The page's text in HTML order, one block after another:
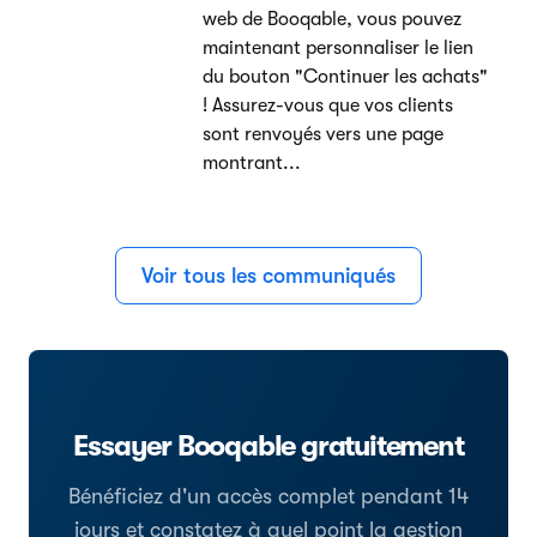
web de Booqable, vous pouvez
maintenant personnaliser le lien
du bouton "Continuer les achats"
! Assurez-vous que vos clients
sont renvoyés vers une page
montrant...
Voir tous les communiqués
Essayer Booqable gratuitement
Bénéficiez d'un accès complet pendant 14
jours et constatez à quel point la gestion